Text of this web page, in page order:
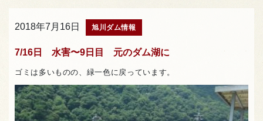
2018年7月16日 旭川ダム情報
7/16日 水害〜9日目 元のダム湖に
ゴミは多いものの、緑一色に戻っています。